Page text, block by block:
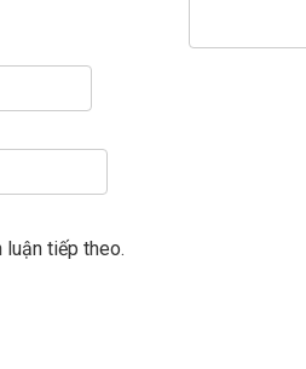
luận tiếp theo.